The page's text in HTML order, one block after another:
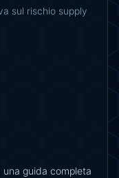
sul rischio supply
guida completa